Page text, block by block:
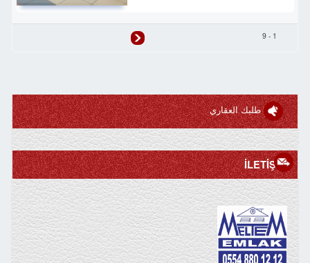
1 - 9
طلبك العقاري
İLETİŞİM